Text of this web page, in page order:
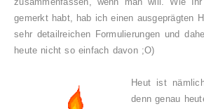
gemerkt habt, hab ich einen ausgeprägten
sehr detailreichen Formulierungen und
heute nicht so einfach davon ;O)
Heut ist
denn genau